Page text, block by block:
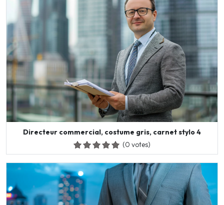
Directeur commercial, costume gris, carnet stylo 4
(0 votes)